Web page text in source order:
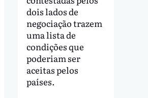
dois lados de
negociação trazem
uma lista de
condições que
poderiam ser
aceitas pelos
países.